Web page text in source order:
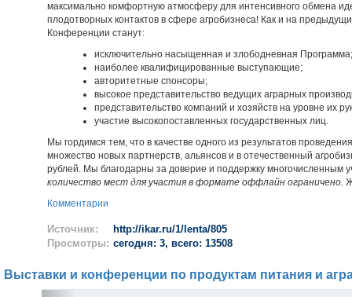
максимально комфортную атмосферу для интенсивного обмена
плодотворных контактов в сфере агробизнеса! Как и на
Конференции станут:
исключительно насыщенная и злободневная Программа;
наиболее квалифицированные выступающие;
авторитетные спонсоры;
высокое представительство ведущих аграрных
представительство компаний и хозяйств на уровне их
участие высокопоставленных государственных лиц.
Мы гордимся тем, что в качестве одного из результатов
множество новых партнерств, альянсов и в отечественный
рублей. Мы благодарны за доверие и поддержку многочисленным
количество мест для участия в формате оффлайн ограничено.
Комментарии
Источник:
http://ikar.ru/1/lenta/805
Просмотры: сегодня: 3, всего: 13508
Выставки и конференции по продуктам питания и